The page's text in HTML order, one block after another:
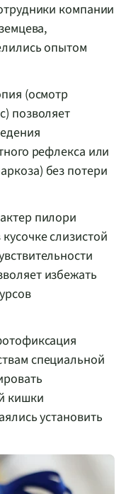
компании
,
опытом
(осмотр
позволяет
рефлекса или
без потери
пилори
слизистой
избежать
специальной
кишки
установить